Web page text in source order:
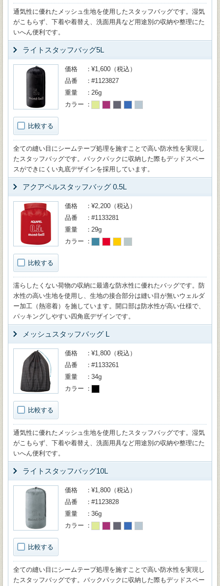
通気性に優れたメッシュ生地を使用したスタッフバッグです。湿気
がこもらず、下着や着替え、洗面用具など用途別の収納や整理にた
いへん便利です。
ライトスタッフバッグ5L
比較する
価格
¥1,600（税込）
品番
#1123827
重量
26g
カラー
全ての縫い目にシームテープ処理を施すことで高い防水性を実現し
たスタッフバッグです。バックパックに収納した際もデッドスペー
スができにくい丸底デザインを採用しています。
アクアペルスタッフバッグ 0.5L
比較する
価格
¥2,200（税込）
品番
#1133281
重量
29g
カラー
濡らしたくない荷物の収納に最適な防水性に優れたバッグです。防
水性の高い生地を使用し、生地の接合部分は縫い目が無いウェルダ
ー加工（熱溶着）を施しています。開口部は防水性が高い仕様で、
パッキングしやすい四角底デザインです。
メッシュスタッフバッグ L
比較する
価格
¥1,800（税込）
品番
#1133261
重量
34g
カラー
通気性に優れたメッシュ生地を使用したスタッフバッグです。湿気
がこもらず、下着や着替え、洗面用具など用途別の収納や整理にた
いへん便利です。
ライトスタッフバッグ10L
比較する
価格
¥1,800（税込）
品番
#1123828
重量
36g
カラー
全ての縫い目にシームテープ処理を施すことで高い防水性を実現し
たスタッフバッグです。バックパックに収納した際もデッドスペー